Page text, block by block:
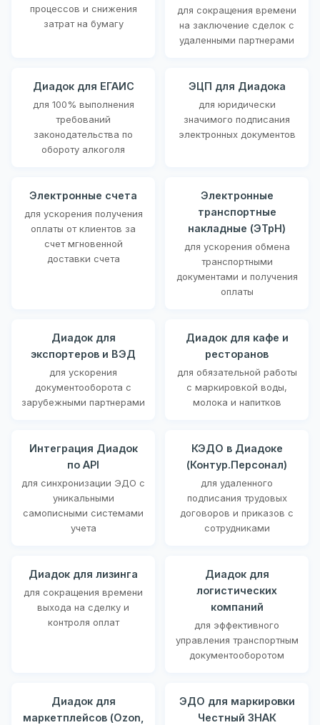
процессов и снижения
затрат на бумагу
для сокращения времени
на заключение сделок с
удаленными партнерами
Диадок для ЕГАИС
для 100% выполнения
требований
законодательства по
обороту алкоголя
ЭЦП для Диадока
для юридически
значимого подписания
электронных документов
Электронные счета
для ускорения получения
оплаты от клиентов за
счет мгновенной
доставки счета
Электронные
транспортные
накладные (ЭТрН)
для ускорения обмена
транспортными
документами и получения
оплаты
Диадок для
экспортеров и ВЭД
для ускорения
документооборота с
зарубежными партнерами
Диадок для кафе и
ресторанов
для обязательной работы
с маркировкой воды,
молока и напитков
Интеграция Диадок
по API
для синхронизации ЭДО с
уникальными
самописными системами
учета
КЭДО в Диадоке
(Контур.Персонал)
для удаленного
подписания трудовых
договоров и приказов с
сотрудниками
Диадок для лизинга
для сокращения времени
выхода на сделку и
контроля оплат
Диадок для
логистических
компаний
для эффективного
управления транспортным
документооборотом
Диадок для
маркетплейсов (Ozon,
ЭДО для маркировки
Честный ЗНАК